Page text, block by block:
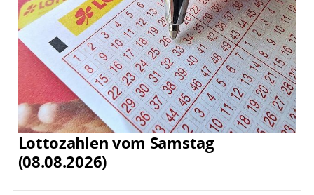
Lottozahlen vom Samstag
(08.08.2026)